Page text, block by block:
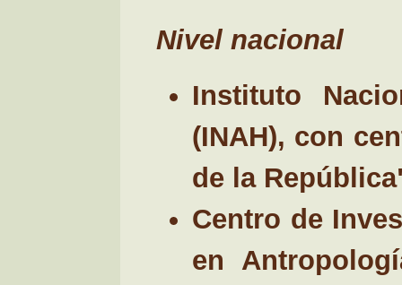
Nivel nacional
Instituto
(INAH), con
de la
Centro de
en